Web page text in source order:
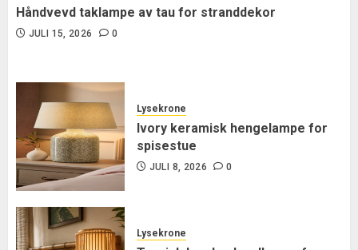
Håndvevd taklampe av tau for stranddekor
JULI 15, 2026 0
Lysekrone
Ivory keramisk hengelampe for
spisestue
JULI 8, 2026 0
Lysekrone